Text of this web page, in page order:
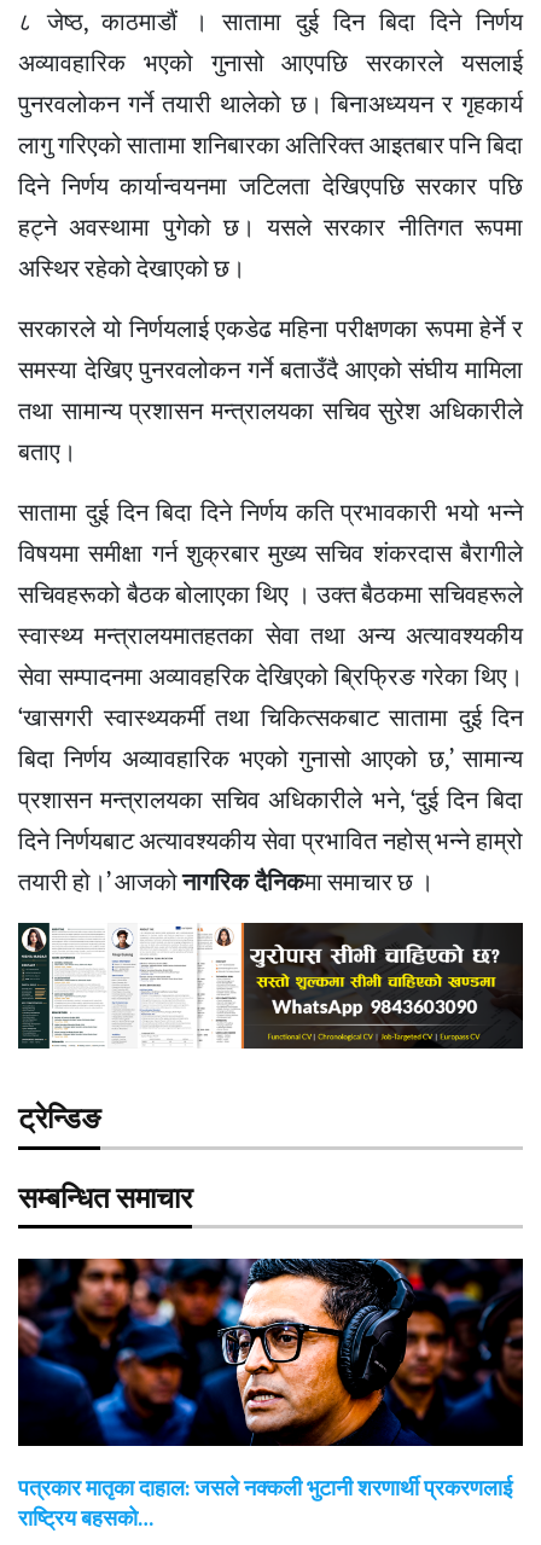
८ जेष्ठ, काठमाडौं । सातामा दुई दिन बिदा दिने निर्णय
अव्यावहारिक भएको गुनासो आएपछि सरकारले यसलाई
पुनरवलोकन गर्ने तयारी थालेको छ। बिनाअध्ययन र गृहकार्य
लागु गरिएको सातामा शनिबारका अतिरिक्त आइतबार पनि बिदा
दिने निर्णय कार्यान्वयनमा जटिलता देखिएपछि सरकार पछि
हट्ने अवस्थामा पुगेको छ। यसले सरकार नीतिगत रूपमा
अस्थिर रहेको देखाएको छ।
सरकारले यो निर्णयलाई एकडेढ महिना परीक्षणका रूपमा हेर्ने र
समस्या देखिए पुनरवलोकन गर्ने बताउँदै आएको संघीय मामिला
तथा सामान्य प्रशासन मन्त्रालयका सचिव सुरेश अधिकारीले
बताए।
सातामा दुई दिन बिदा दिने निर्णय कति प्रभावकारी भयो भन्ने
विषयमा समीक्षा गर्न शुक्रबार मुख्य सचिव शंकरदास बैरागीले
सचिवहरूको बैठक बोलाएका थिए । उक्त बैठकमा सचिवहरूले
स्वास्थ्य मन्त्रालयमातहतका सेवा तथा अन्य अत्यावश्यकीय
सेवा सम्पादनमा अव्यावहरिक देखिएको ब्रिफ्रिङ गरेका थिए।
‘खासगरी स्वास्थ्यकर्मी तथा चिकित्सकबाट सातामा दुई दिन
बिदा निर्णय अव्यावहारिक भएको गुनासो आएको छ,’ सामान्य
प्रशासन मन्त्रालयका सचिव अधिकारीले भने, ‘दुई दिन बिदा
दिने निर्णयबाट अत्यावश्यकीय सेवा प्रभावित नहोस् भन्ने हाम्रो
तयारी हो।’ आजकोनागरिक दैनिकमा समाचार छ ।
ट्रेन्डिङ
सम्बन्धित समाचार
पत्रकार मातृका दाहाल: जसले नक्कली भुटानी शरणार्थी प्रकरणलाई
राष्ट्रिय बहसको…